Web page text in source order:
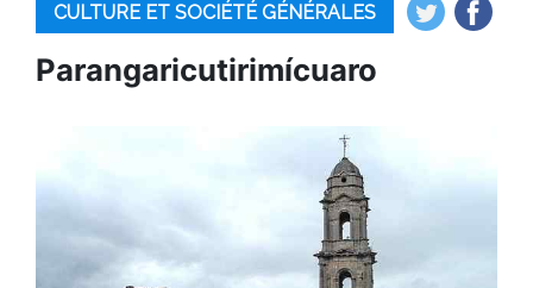
CULTURE ET SOCIÉTÉ GÉNÉRALES
Parangaricutirimícuaro